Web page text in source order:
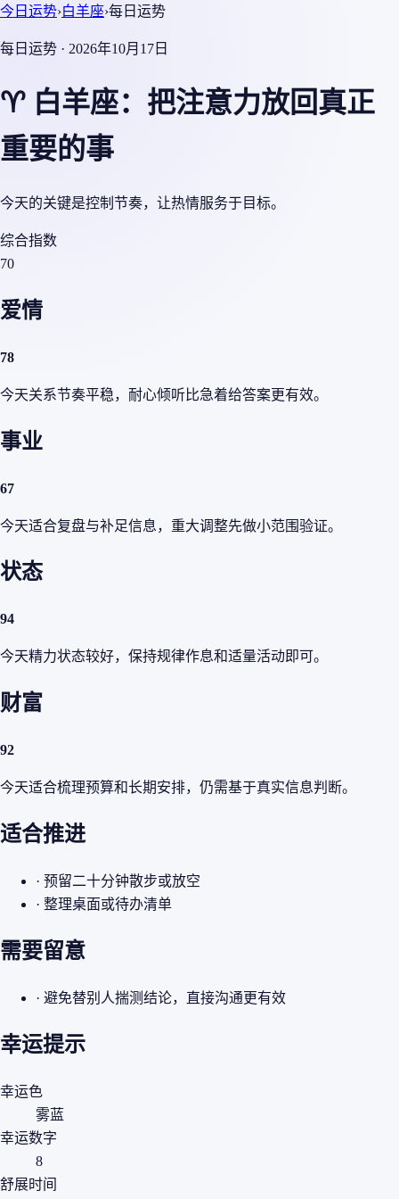
今日运势›白羊座›每日运势
每日运势 · 2026年10月17日
♈ 白羊座：把注意力放回真正
重要的事
今天的关键是控制节奏，让热情服务于目标。
综合指数
70
爱情
78
今天关系节奏平稳，耐心倾听比急着给答案更有效。
事业
67
今天适合复盘与补足信息，重大调整先做小范围验证。
状态
94
今天精力状态较好，保持规律作息和适量活动即可。
财富
92
今天适合梳理预算和长期安排，仍需基于真实信息判断。
适合推进
· 预留二十分钟散步或放空
· 整理桌面或待办清单
需要留意
· 避免替别人揣测结论，直接沟通更有效
幸运提示
幸运色
雾蓝
幸运数字
8
舒展时间